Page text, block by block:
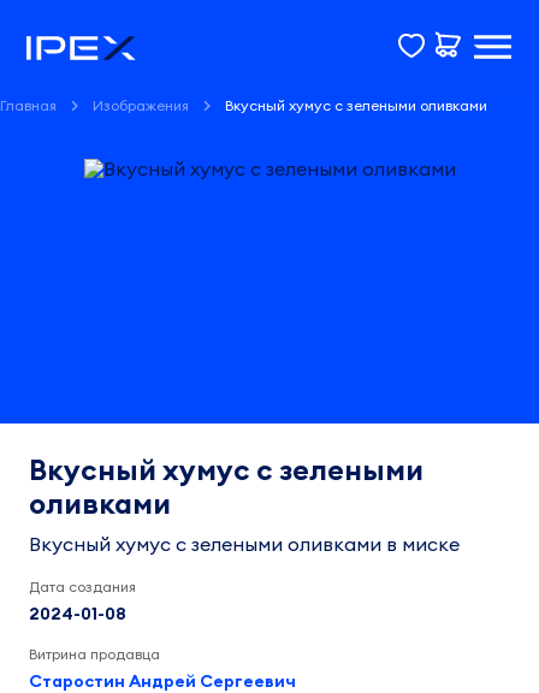
Главная Изображения Вкусный хумус с зелеными оливками
Вкусный хумус с зелеными
оливками
Вкусный хумус с зелеными оливками в миске
Дата создания
2024-01-08
Витрина продавца
Старостин Андрей Сергеевич